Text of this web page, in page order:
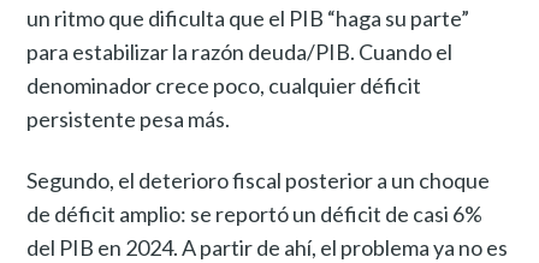
un ritmo que dificulta que el PIB “haga su parte”
para estabilizar la razón deuda/PIB. Cuando el
denominador crece poco, cualquier déficit
persistente pesa más.
Segundo, el deterioro fiscal posterior a un choque
de déficit amplio: se reportó un déficit de casi 6%
del PIB en 2024. A partir de ahí, el problema ya no es